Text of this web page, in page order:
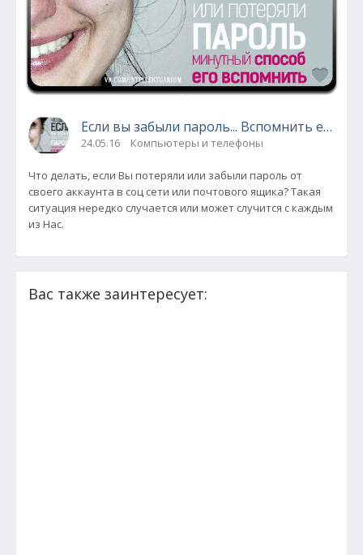
Если вы забыли пароль... Вспомнить его за
24.05.16 Компьютеры и телефоны
Что делать, если Вы потеряли или забыли пароль от
своего аккаунта в соц сети или почтового ящика? Такая
ситуация нередко случается или может случится с каждым
из Нас.
Вас также заинтересует: